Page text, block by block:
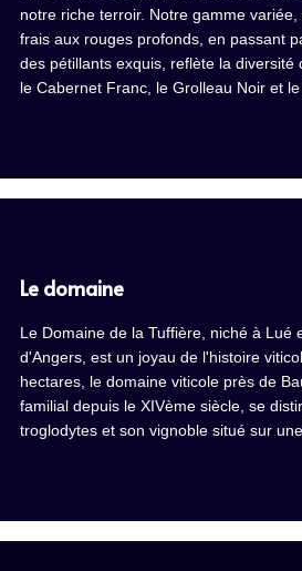
notre riche terroir. Notre gamme
frais aux rouges profonds, en passant
des pétillants exquis, reflète la diversité
le Cabernet Franc, le Grolleau Noir et le
Le domaine
Le Domaine de la Tuffière, niché à Lué
d'Angers, est un joyau de l'histoire
hectares, le domaine viticole près de
familial depuis le XIVème siècle, se
troglodytes et son vignoble situé sur